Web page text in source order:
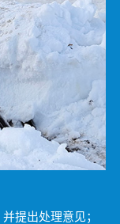
提出处理意见；